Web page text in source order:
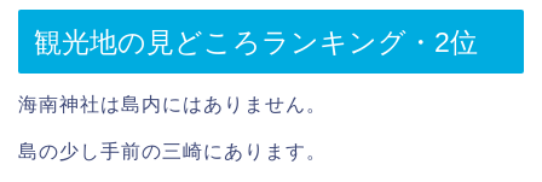
観光地の見どころランキング・2位
海南神社は島内にはありません。
島の少し手前の三崎にあります。